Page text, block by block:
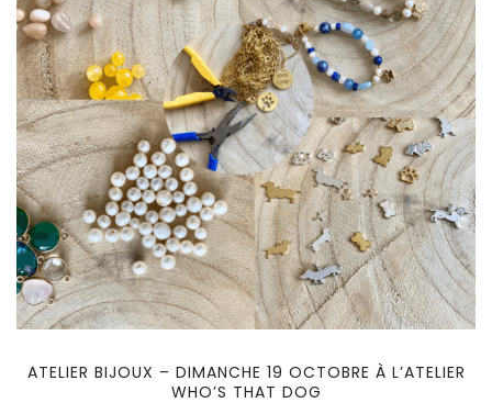
ATELIER BIJOUX – DIMANCHE 19 OCTOBRE À L’ATELIER
WHO’S THAT DOG